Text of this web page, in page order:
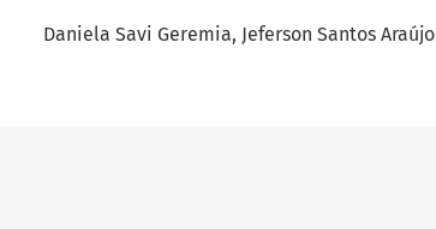
Daniela Savi Geremia Jeferson Santos Araújo